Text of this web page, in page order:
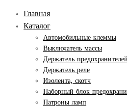
Главная
Каталог
Автомобильные клеммы
Выключатель массы
Держатель предохранителей
Держатель реле
Изолента, скотч
Наборный блок
Патроны ламп